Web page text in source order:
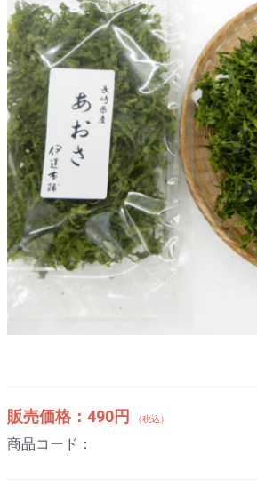
販売価格： 490円 （税込）
商品コード：